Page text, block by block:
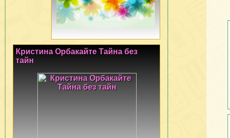
Кристина Орбакайте Тайна без
тайн